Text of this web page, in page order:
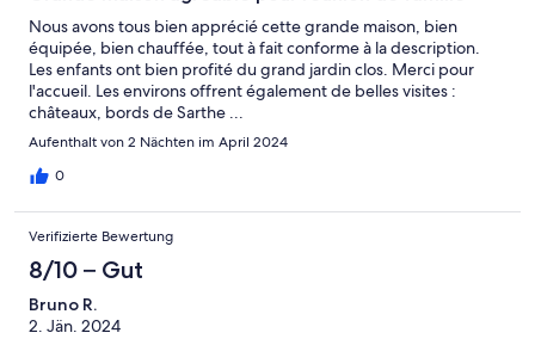
Nous avons tous bien apprécié cette grande maison, bien
équipée, bien chauffée, tout à fait conforme à la description.
Les enfants ont bien profité du grand jardin clos. Merci pour
l'accueil. Les environs offrent également de belles visites :
châteaux, bords de Sarthe ...
Aufenthalt von 2 Nächten im April 2024
0
Verifizierte Bewertung
8/10 – Gut
Bruno R.
2. Jän. 2024